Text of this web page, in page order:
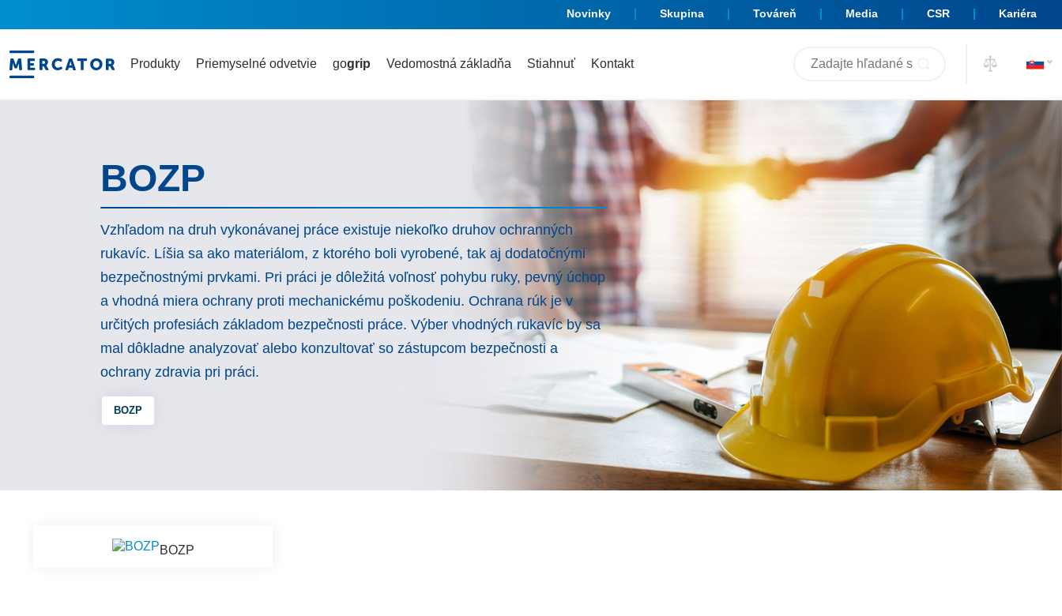
Novinky Skupina Továreň Media CSR Kariéra
Produkty Priemyselné odvetvie gogrip Vedomostná základňa Stiahnuť Kontakt
BOZP
Vzhľadom na druh vykonávanej práce existuje niekoľko druhov ochranných
rukavíc. Líšia sa ako materiálom, z ktorého boli vyrobené, tak aj dodatočnými
bezpečnostnými prvkami. Pri práci je dôležitá voľnosť pohybu ruky, pevný úchop
a vhodná miera ochrany proti mechanickému poškodeniu. Ochrana rúk je v
určitých profesiách základom bezpečnosti práce. Výber vhodných rukavíc by sa
mal dôkladne analyzovať alebo konzultovať so zástupcom bezpečnosti a
ochrany zdravia pri práci.
BOZP
BOZP